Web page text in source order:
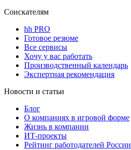
Соискателям
hh PRO
Готовое резюме
Все сервисы
Хочу у вас работать
Производственный календарь
Экспертная рекомендация
Новости и статьи
Блог
О компаниях в игровой форме
Жизнь в компании
ИТ-проекты
Рейтинг работодателей России